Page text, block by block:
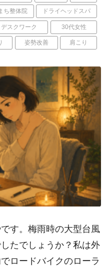
ち整体院 ドライヘッドスパ
デスクワーク 30代女性
姿勢改善 肩こり
す。梅雨時の大型台風
たでしょうか？私は外
ロードバイクのローラ